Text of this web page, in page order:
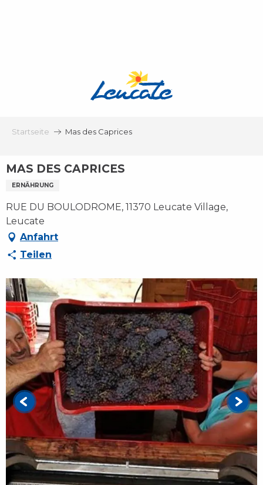
Startseite Mas des Caprices
MAS DES CAPRICES
ERNÄHRUNG
RUE DU BOULODROME, 11370 Leucate Village,
Leucate
Anfahrt
Teilen